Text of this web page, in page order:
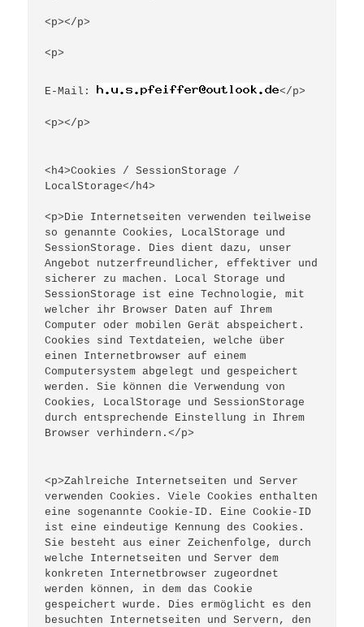
<p></p>
<p>
E-Mail: </p>
<p></p>
<h4>Cookies / SessionStorage /
LocalStorage</h4>
<p>Die Internetseiten verwenden teilweise
so genannte Cookies, LocalStorage und
SessionStorage. Dies dient dazu, unser
Angebot nutzerfreundlicher, effektiver und
sicherer zu machen. Local Storage und
SessionStorage ist eine Technologie, mit
welcher ihr Browser Daten auf Ihrem
Computer oder mobilen Gerät abspeichert.
Cookies sind Textdateien, welche über
einen Internetbrowser auf einem
Computersystem abgelegt und gespeichert
werden. Sie können die Verwendung von
Cookies, LocalStorage und SessionStorage
durch entsprechende Einstellung in Ihrem
Browser verhindern.</p>
<p>Zahlreiche Internetseiten und Server
verwenden Cookies. Viele Cookies enthalten
eine sogenannte Cookie-ID. Eine Cookie-ID
ist eine eindeutige Kennung des Cookies.
Sie besteht aus einer Zeichenfolge, durch
welche Internetseiten und Server dem
konkreten Internetbrowser zugeordnet
werden können, in dem das Cookie
gespeichert wurde. Dies ermöglicht es den
besuchten Internetseiten und Servern, den